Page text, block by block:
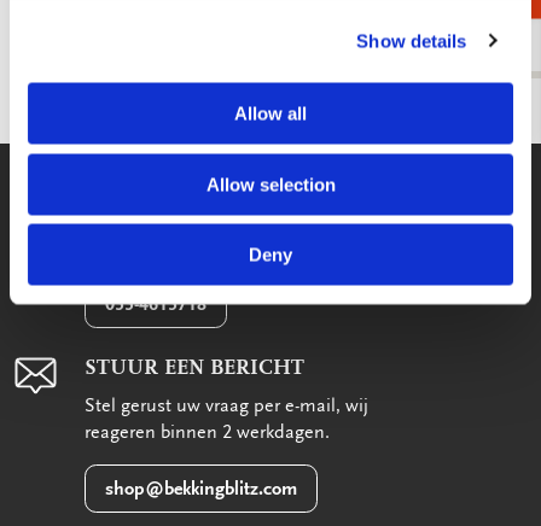
Show details
Allow all
Allow selection
Deny
WE HELPEN U GRAAG!
Wij staan voor u klaar van maandag
t/m vrijdag tussen 09:00 en 17:00
033-4613718
STUUR EEN BERICHT
Stel gerust uw vraag per e-mail, wij
reageren binnen 2 werkdagen.
shop@bekkingblitz.com